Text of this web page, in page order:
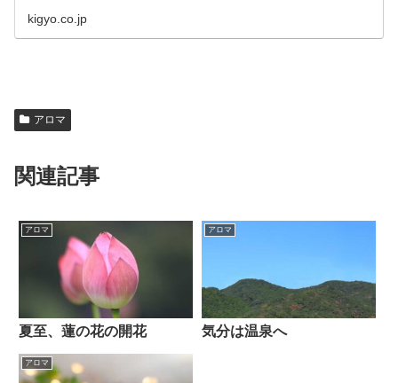
kigyo.co.jp
アロマ
関連記事
アロマ
夏至、蓮の花の開花
アロマ
気分は温泉へ
アロマ